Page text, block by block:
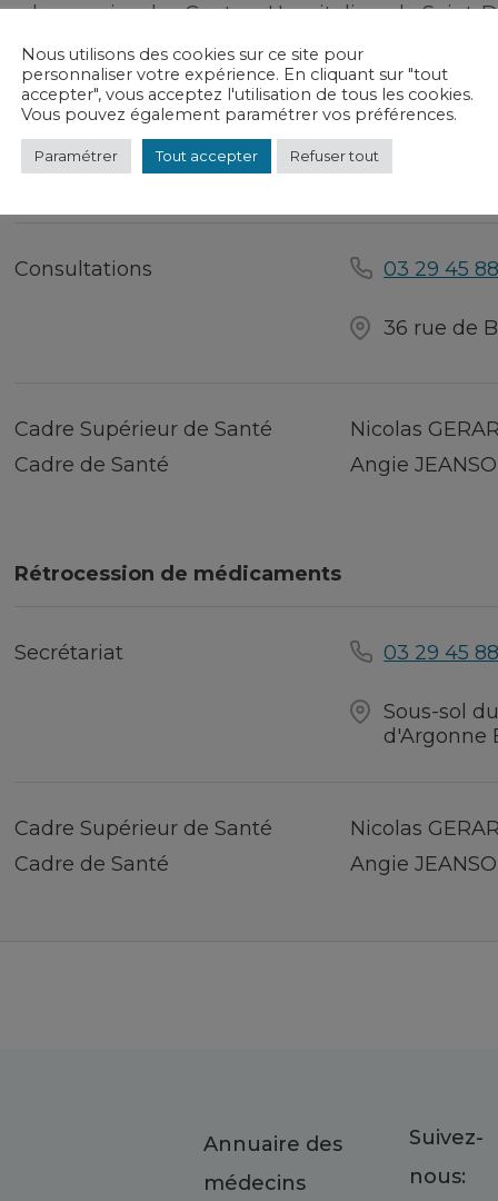
pharmacies des Centres Hospitaliers de Saint-
aux hôpitaux et non disponibles dans les
les patients pour la rétrocession dans
confidentialité.
Consultations 03 29 45
36 rue de
Cadre Supérieur de Santé
Nicolas
Cadre de Santé
Angie
Rétrocession de médicaments
Secrétariat 03 29 45
Sous-sol
d'Argonne
Cadre Supérieur de Santé
Nicolas
Cadre de Santé
Angie
Annuaire des
médecins
Suivez-
nous:
Nous utilisons des cookies sur ce site pour
personnaliser votre expérience. En cliquant sur "tout
accepter", vous acceptez l'utilisation de tous les cookies.
Vous pouvez également paramétrer vos préférences.
Paramétrer Tout accepter Refuser tout